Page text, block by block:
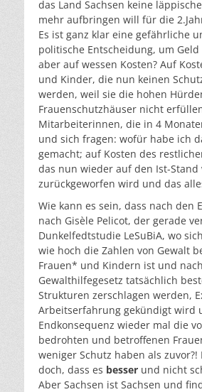
das Land Sachsen keine
mehr aufbringen will für die
Es ist ganz klar eine gefährliche
politische Entscheidung, um Geld
aber auf wessen Kosten? Auf
und Kinder, die nun keinen
werden, weil sie die hohen
Frauenschutzhäuser nicht
Mitarbeiterinnen, die in 4
und sich fragen: wofür habe ich
gemacht; auf Kosten des
das nun wieder auf den Ist-Stand
zurückgeworfen wird und das
Wie kann es sein, dass nach den
nach Gisèle Pelicot, der gerade
Dunkelfedtstudie LeSuBiA, wo
wie hoch die Zahlen von Gewalt
Frauen* und Kindern ist und
Gewalthilfegesetz tatsächlich
Strukturen zerschlagen werden,
Arbeitserfahrung gekündigt wird
Endkonsequenz wieder mal die
bedrohten und betroffenen
weniger Schutz haben als zuvor?!
doch, dass es besser und nicht
Aber Sachsen ist Sachsen und